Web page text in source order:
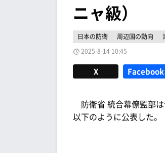
ニャ級）
日本の防衛 周辺国の動向
2025-8-14 10:45
X Facebook
防衛省 統合幕僚監部
以下のように公表した。